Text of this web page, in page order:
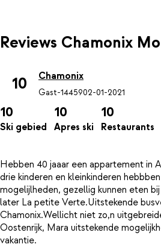
Reviews Chamonix
10 Chamonix
Gast-1445902-01-2021
10
Ski gebied
10
Apres ski
10
Restaurants
Hebben 40 jaaar een appartement in
drie kinderen en kleinkinderen
mogelijlheden, gezellig kunnen eten
later La petite Verte.Uitstekende
Chamonix.Wellicht niet zo,n
Oostenrijk, Mara uitstekende